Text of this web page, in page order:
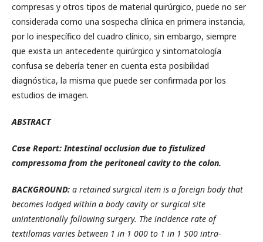
compresas y otros tipos de material quirúrgico, puede no ser
considerada como una sospecha clínica en primera instancia,
por lo inespecífico del cuadro clínico, sin embargo, siempre
que exista un antecedente quirúrgico y sintomatología
confusa se debería tener en cuenta esta posibilidad
diagnóstica, la misma que puede ser confirmada por los
estudios de imagen.
ABSTRACT
Case Report: Intestinal occlusion due to fistulized
compressoma from the peritoneal cavity to the colon.
BACKGROUND: a retained surgical item is a foreign body that
becomes lodged within a body cavity or surgical site
unintentionally following surgery. The incidence rate of
textilomas varies between 1 in 1 000 to 1 in 1 500 intra-